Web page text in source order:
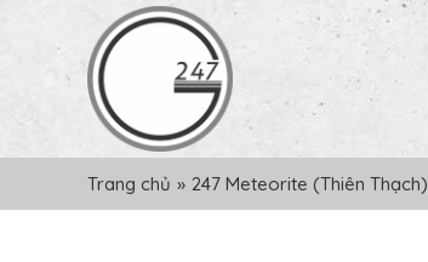
Trang chủ » 247 Meteorite (Thiên Thạch)